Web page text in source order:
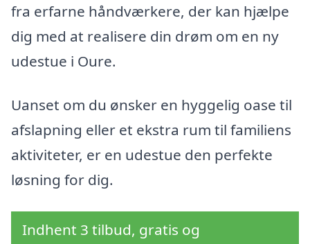
fra erfarne håndværkere, der kan hjælpe
dig med at realisere din drøm om en ny
udestue i Oure.
Uanset om du ønsker en hyggelig oase til
afslapning eller et ekstra rum til familiens
aktiviteter, er en udestue den perfekte
løsning for dig.
Indhent 3 tilbud, gratis og